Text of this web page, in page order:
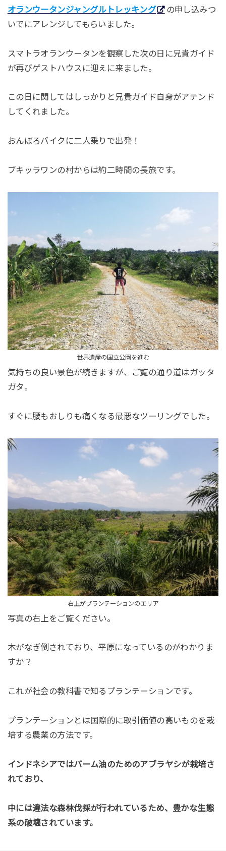
オランウータンジャングルトレッキング
の申し込みつ
いでにアレンジしてもらいました。
スマトラオランウータンを観察した次の日に兄貴ガイド
が再びゲストハウスに迎えに来ました。
この日に関してはしっかりと兄貴ガイド自身がアテンド
してくれました。
おんぼろバイクに二人乗りで出発！
ブキッラワンの村からは約二時間の長旅です。
世界遺産の国立公園を進む
気持ちの良い景色が続きますが、ご覧の通り道はガッタ
ガタ。
すぐに腰もおしりも痛くなる最悪なツーリングでした。
右上がプランテーションのエリア
写真の右上をご覧ください。
木がなぎ倒されており、平原になっているのがわかりま
すか？
これが社会の教科書で知るプランテーションです。
プランテーションとは国際的に取引価値の高いものを栽
培する農業の方法です。
インドネシアではパーム油のためのアブラヤシが栽培さ
れており、
中には違法な森林伐採が行われているため、豊かな生態
系の破壊されています。